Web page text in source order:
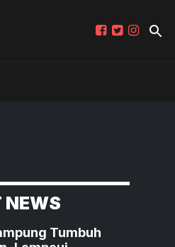
NEWS
Tumbuh